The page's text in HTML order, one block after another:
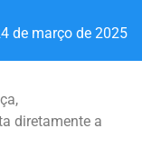
de março de 2025
diretamente a